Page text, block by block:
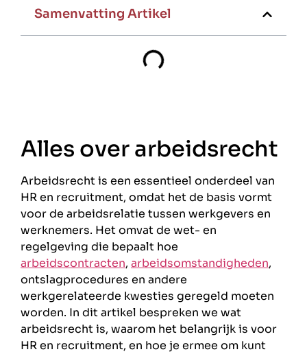
Samenvatting Artikel
Alles over arbeidsrecht
Arbeidsrecht is een essentieel onderdeel van
HR en recruitment, omdat het de basis vormt
voor de arbeidsrelatie tussen werkgevers en
werknemers. Het omvat de wet- en
regelgeving die bepaalt hoe
arbeidscontracten, arbeidsomstandigheden,
ontslagprocedures en andere
werkgerelateerde kwesties geregeld moeten
worden. In dit artikel bespreken we wat
arbeidsrecht is, waarom het belangrijk is voor
HR en recruitment, en hoe je ermee om kunt